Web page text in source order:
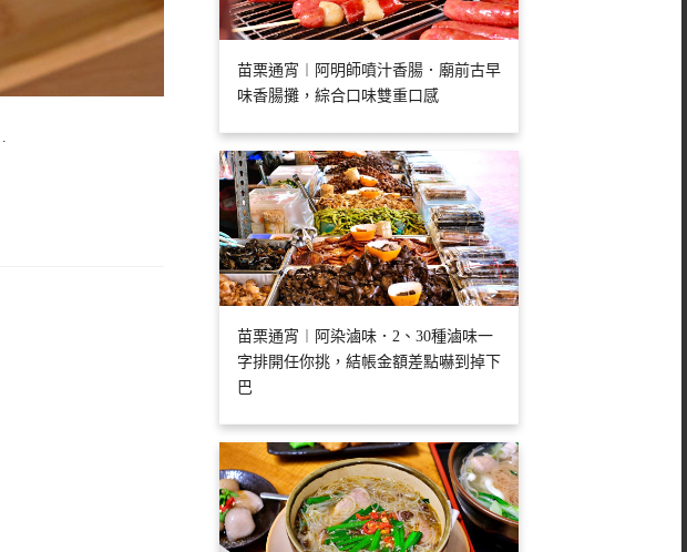
苗栗通宵︱阿明師噴汁香腸．廟前古早
味香腸攤，綜合口味雙重口感
苗栗通宵︱阿染滷味．2、30種滷味一
字排開任你挑，結帳金額差點嚇到掉下
巴